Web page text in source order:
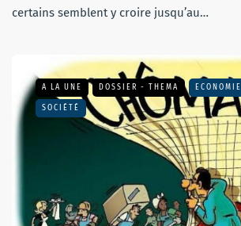
certains semblent y croire jusqu’au…
A LA UNE DOSSIER - THEMA ECONOMIE
SOCIÉTÉ